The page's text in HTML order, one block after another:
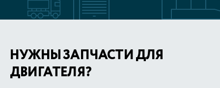
НУЖНЫ ЗАПЧАСТИ ДЛЯ
ДВИГАТЕЛЯ?